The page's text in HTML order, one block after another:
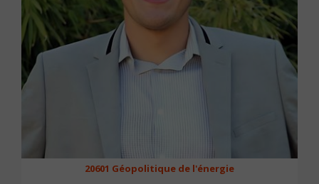
20601 Géopolitique de l'énergie